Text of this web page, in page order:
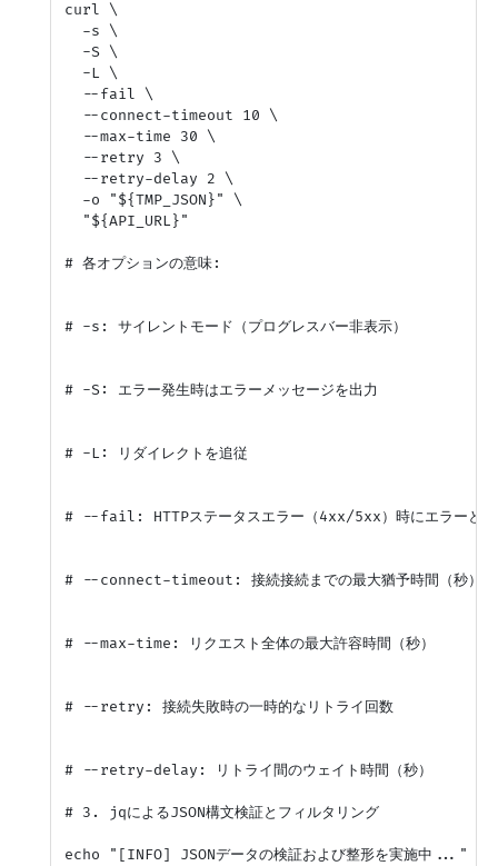
curl \
  -s \
  -S \
  -L \
  --fail \
  --connect-timeout 10 \
  --max-time 30 \
  --retry 3 \
  --retry-delay 2 \
  -o "${TMP_JSON}" \
  "${API_URL}"
# 各オプションの意味:
# -s: サイレントモード（プログレスバー非表示）
# -S: エラー発生時はエラーメッセージを出力
# -L: リダイレクトを追従
# --fail: HTTPステータスエラー（4xx/5xx）時にエラーとし
# --connect-timeout: 接続接続までの最大猶予時間（秒）
# --max-time: リクエスト全体の最大許容時間（秒）
# --retry: 接続失敗時の一時的なリトライ回数
# --retry-delay: リトライ間のウェイト時間（秒）
# 3. jqによるJSON構文検証とフィルタリング
echo "[INFO] JSONデータの検証および整形を実施中..."